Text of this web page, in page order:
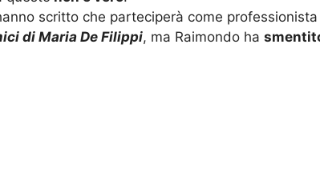
scritto che parteciperà come
di Maria De Filippi, ma Raimondo ha